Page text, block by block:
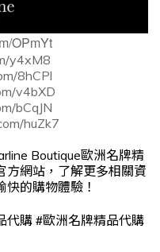
OPmYt
y4xM8
8hCPl
v4bXD
bCqJN
huZk7
Boutique歐洲名牌精
方網站，了解更多相關資
的購物體驗！
代購 #歐洲名牌精品代購